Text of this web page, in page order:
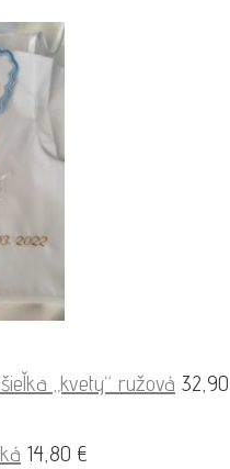
„kvety“ ružová 32,90
14,80 €